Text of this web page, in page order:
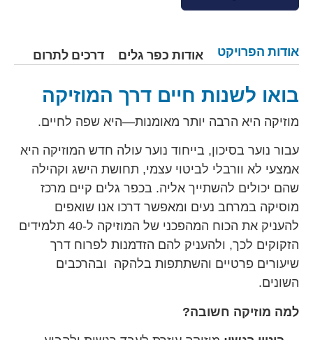
אודות הפרויקט אודות כפר גלים דרכים לתרום
בואו לשנות חיים דרך המוזיקה
מוזיקה היא הרבה יותר מאומנות—היא שפה לחיים.
עבור נוער בסיכון, בייחוד נוער עולה חדש המוזיקה היא
אמצעי לא וורבלי לביטוי עצמי, תחושת הישג וקהילה
שהם יכולים להשתייך אליה. בכפר גלים קיים מרכז
מוסיקה במרחב נעים ומאפשר דרכו אנו שואפים
להעניק את הכוח המהפכני של המוזיקה ל-40 תלמידים
הזקוקים לכך, ולהעניק להם הזדמנות לפרוח דרך
שיעורים פרטיים והשתתפות בלהקה ובהרכבים
השונים.
למה מוזיקה חשובה?